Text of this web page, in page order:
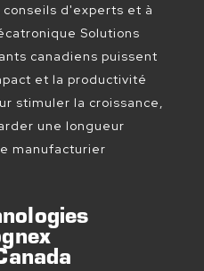
d'experts et à
Solutions
canadiens puissent
et la productivité
stimuler la croissance,
une longueur
manufacturier